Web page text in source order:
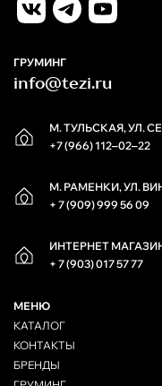
М. ТУЛЬСКАЯ, УЛ.
+7 (966) 112‒02‒22
М. РАМЕНКИ, УЛ.
+ 7 (909) 999 56 09
ИНТЕРНЕТ
+ 7 (903) 017 57 77
ГРУМИНГ
info@tezi.ru
МЕНЮ
КАТАЛОГ
КОНТАКТЫ
БРЕНДЫ